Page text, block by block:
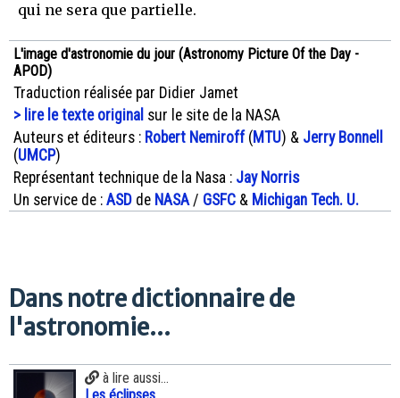
qui ne sera que partielle.
L'image d'astronomie du jour (Astronomy Picture Of the Day -
APOD)
Traduction réalisée par Didier Jamet
> lire le texte original sur le site de la NASA
Auteurs et éditeurs : Robert Nemiroff( MTU) & Jerry Bonnell
(UMCP)
Représentant technique de la Nasa : Jay Norris
Un service de : ASD de NASA/ GSFC & Michigan Tech. U.
Dans notre dictionnaire de
l'astronomie...
à lire aussi...